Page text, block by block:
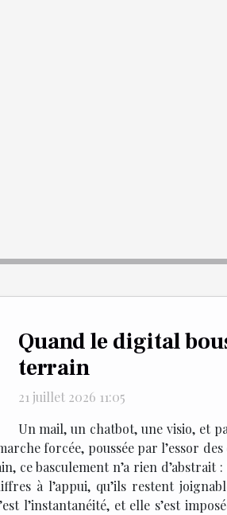
Quand le digital
terrain
21 juillet 2026 11:05
Un mail, un chatbot, une visio, et
forcée, poussée par l’essor
ce basculement n’a rien
à l’appui, qu’ils restent
l’instantanéité, et elle s’est